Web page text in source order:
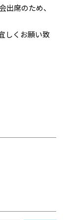
出席のため、
しくお願い致